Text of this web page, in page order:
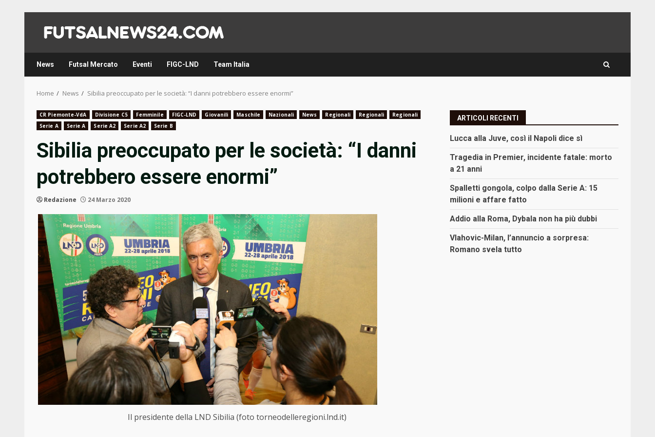
content
News Futsal Mercato Eventi FIGC-LND Team Italia
Home News Sibilia preoccupato per le società: “I danni potrebbero essere enormi”
CR Piemonte-VdA Divisione C5 Femminile FIGC-LND Giovanili Maschile Nazionali News Regionali Regionali
Regionali
Serie A
Serie A Serie A2 Serie A2 Serie B
Sibilia preoccupato per le società: “I danni
potrebbero essere enormi”
Redazione 24 Marzo 2020
Il presidente della LND Sibilia (foto torneodelleregioni.lnd.it)
ARTICOLI RECENTI
Lucca alla Juve, così il Napoli dice sì
Tragedia in Premier, incidente fatale: morto
a 21 anni
Spalletti gongola, colpo dalla Serie A: 15
milioni e affare fatto
Addio alla Roma, Dybala non ha più dubbi
Vlahovic-Milan, l’annuncio a sorpresa:
Romano svela tutto